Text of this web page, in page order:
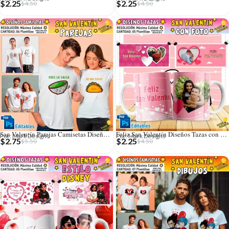
$4.50
$2.25 $4.50
$2.25
San Valentín Parejas Camisetas Diseños Editables
Por: Mark Designs
$5.50
$2.75
Feliz San Valentín Diseños Tazas con Foto
Por: Mark Designs
$4.50
$2.25